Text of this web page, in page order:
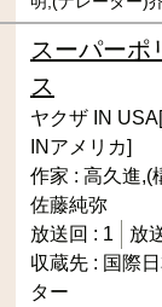
スーパーポ
ス
ヤクザ IN
INアメリカ]
作家 : 高久進,(
佐藤純弥
放送回 : 1
放
収蔵先 : 国際
ター